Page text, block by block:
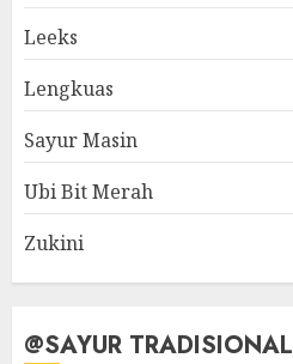
Leeks
Lengkuas
Sayur Masin
Ubi Bit Merah
Zukini
@SAYUR TRADISIONAL